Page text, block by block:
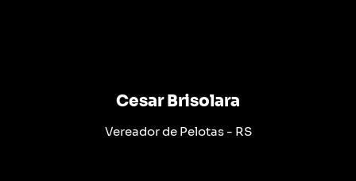
Cesar Brisolara
Vereador de Pelotas - RS